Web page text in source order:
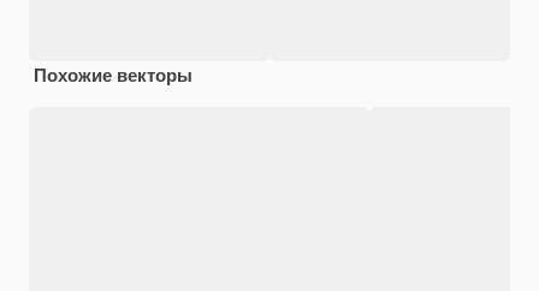
Похожие векторы